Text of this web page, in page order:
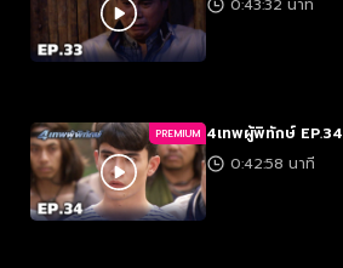
0:43:32 นาที
PREMIUM 4เทพผู้พิทักษ์ EP.34
0:42:58 นาที